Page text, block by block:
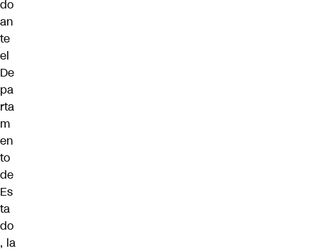
do
an
te
el
De
pa
rta
m
en
to
de
Es
ta
do
, la